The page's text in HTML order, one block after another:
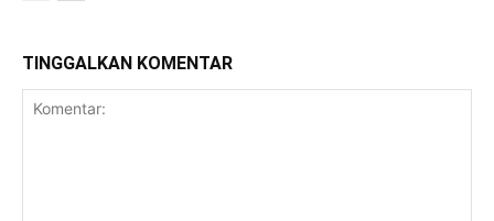
TINGGALKAN KOMENTAR